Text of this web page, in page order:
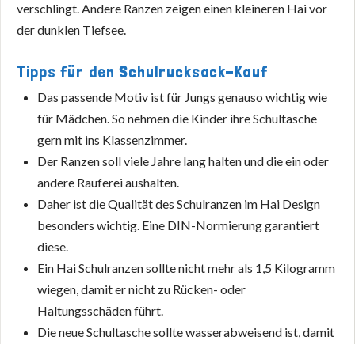
verschlingt. Andere Ranzen zeigen einen kleineren Hai vor
der dunklen Tiefsee.
Tipps für den Schulrucksack-Kauf
Das passende Motiv ist für Jungs genauso wichtig wie
für Mädchen. So nehmen die Kinder ihre Schultasche
gern mit ins Klassenzimmer.
Der Ranzen soll viele Jahre lang halten und die ein oder
andere Rauferei aushalten.
Daher ist die Qualität des Schulranzen im Hai Design
besonders wichtig. Eine DIN-Normierung garantiert
diese.
Ein Hai Schulranzen sollte nicht mehr als 1,5 Kilogramm
wiegen, damit er nicht zu Rücken- oder
Haltungsschäden führt.
Die neue Schultasche sollte wasserabweisend ist, damit